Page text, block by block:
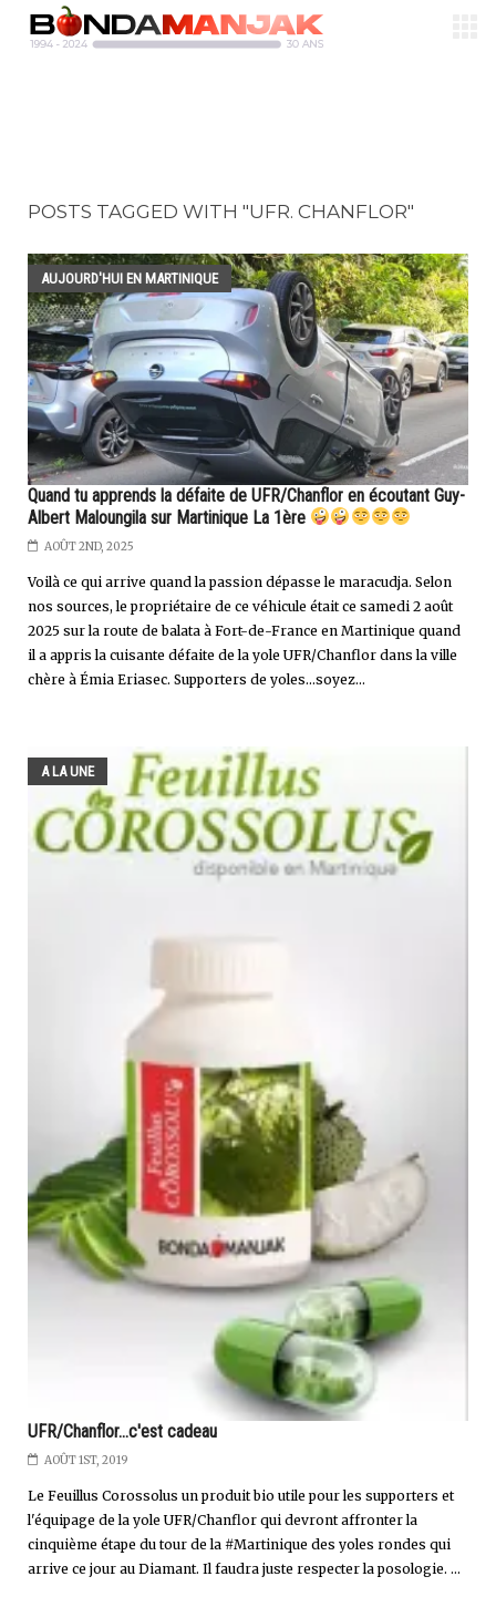
POSTS TAGGED WITH "UFR. CHANFLOR"
AUJOURD'HUI EN MARTINIQUE
Quand tu apprends la défaite de UFR/Chanflor en écoutant Guy-
Albert Maloungila sur Martinique La 1ère
AOÛT 2ND, 2025
Voilà ce qui arrive quand la passion dépasse le maracudja. Selon
nos sources, le propriétaire de ce véhicule était ce samedi 2 août
2025 sur la route de balata à Fort-de-France en Martinique quand
il a appris la cuisante défaite de la yole UFR/Chanflor dans la ville
chère à Émia Eriasec. Supporters de yoles...soyez...
A LA UNE
UFR/Chanflor...c'est cadeau
AOÛT 1ST, 2019
Le Feuillus Corossolus un produit bio utile pour les supporters et
l'équipage de la yole UFR/Chanflor qui devront affronter la
cinquième étape du tour de la #Martinique des yoles rondes qui
arrive ce jour au Diamant. Il faudra juste respecter la posologie. ...